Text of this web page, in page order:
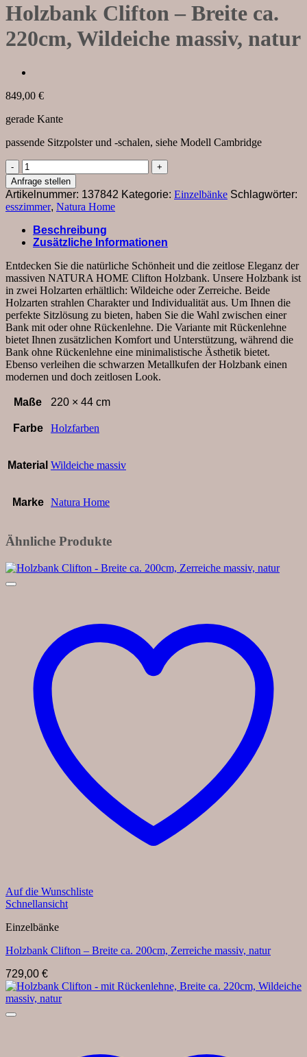
Holzbank Clifton – Breite ca.
220cm, Wildeiche massiv, natur
849,00 €
gerade Kante
passende Sitzpolster und -schalen, siehe Modell Cambridge
Holzbank
Clifton
-
Breite
ca.
220cm,
Wildeiche
massiv,
natur
Menge
Anfrage stellen
Artikelnummer: 137842 Kategorie: Einzelbänke Schlagwörter:
esszimmer, Natura Home
Beschreibung
Zusätzliche Informationen
Entdecken Sie die natürliche Schönheit und die zeitlose Eleganz der
massiven NATURA HOME Clifton Holzbank. Unsere Holzbank ist
in zwei Holzarten erhältlich: Wildeiche oder Zerreiche. Beide
Holzarten strahlen Charakter und Individualität aus. Um Ihnen die
perfekte Sitzlösung zu bieten, haben Sie die Wahl zwischen einer
Bank mit oder ohne Rückenlehne. Die Variante mit Rückenlehne
bietet Ihnen zusätzlichen Komfort und Unterstützung, während die
Bank ohne Rückenlehne eine minimalistische Ästhetik bietet.
Ebenso verleihen die schwarzen Metallkufen der Holzbank einen
modernen und doch zeitlosen Look.
Maße 220 × 44 cm
Farbe Holzfarben
Material Wildeiche massiv
Marke Natura Home
Ähnliche Produkte
Auf die Wunschliste
Schnellansicht
Einzelbänke
Holzbank Clifton – Breite ca. 200cm, Zerreiche massiv, natur
729,00 €